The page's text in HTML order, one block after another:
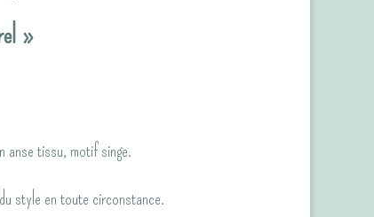
»
anse tissu, motif singe.
style en toute circonstance.